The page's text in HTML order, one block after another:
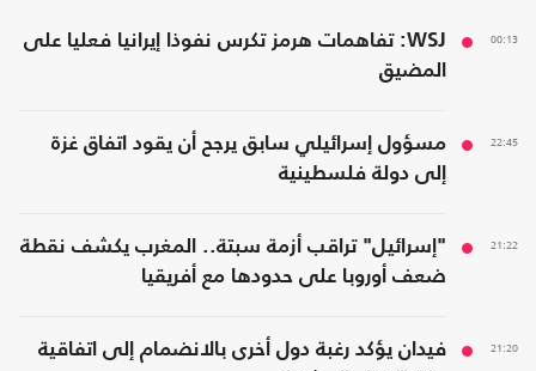
00:13
WSJ: تفاهمات هرمز تكرس نفوذا إيرانيا فعليا على
المضيق
22:45
مسؤول إسرائيلي سابق يرجح أن يقود اتفاق غزة
إلى دولة فلسطينية
21:22
"إسرائيل" تراقب أزمة سبتة.. المغرب يكشف نقطة
ضعف أوروبا على حدودها مع أفريقيا
21:20
فيدان يؤكد رغبة دول أخرى بالانضمام إلى اتفاقية